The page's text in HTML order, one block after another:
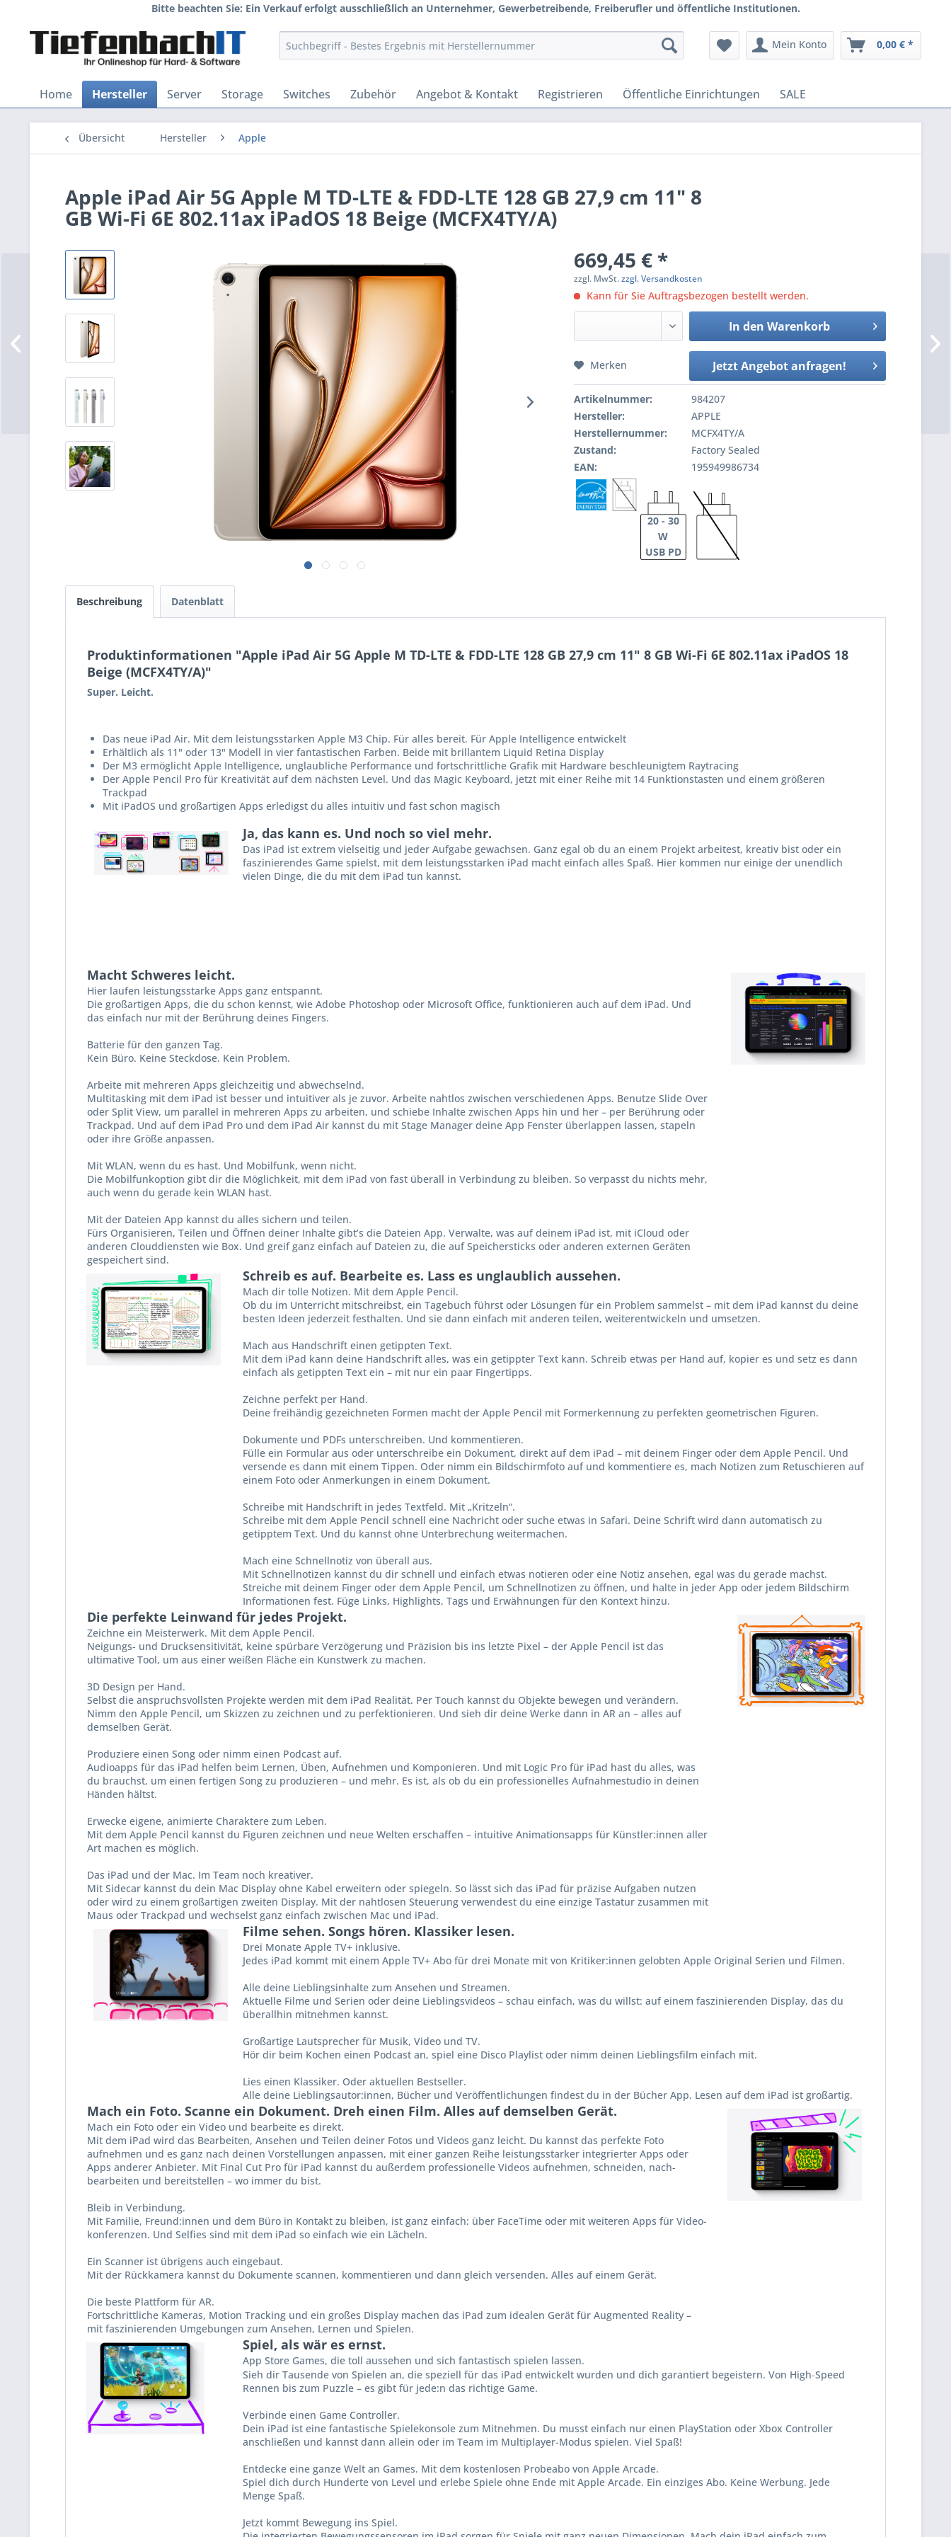
Bitte beachten Sie: Ein Verkauf erfolgt ausschließlich an Unternehmer, Gewerbetreibende, Freiberufler und öffentliche Institutionen.
Mein Konto 0,00 € *
Home Hersteller Server Storage Switches Zubehör Angebot & Kontakt Registrieren Öffentliche Einrichtungen SALE
Übersicht Hersteller Apple
Apple iPad Air 5G Apple M TD-LTE & FDD-LTE 128 GB 27,9 cm 11" 8
GB Wi-Fi 6E 802.11ax iPadOS 18 Beige (MCFX4TY/A)
669,45 € *
zzgl. MwSt.zzgl. Versandkosten
Kann für Sie Auftragsbezogen bestellt werden.
In den Warenkorb
Jetzt Angebot anfragen!
Merken
Artikelnummer:
984207
Hersteller:
APPLE
Herstellernummer:
MCFX4TY/A
Zustand:
Factory Sealed
EAN:
195949986734
20 - 30
W
USB PD
Beschreibung Datenblatt
Produktinformationen "Apple iPad Air 5G Apple M TD-LTE & FDD-LTE 128 GB 27,9 cm 11" 8 GB Wi-Fi 6E 802.11ax iPadOS 18
Beige (MCFX4TY/A)"
Super. Leicht.
Das neue iPad Air. Mit dem leistungs­starken Apple M3 Chip. Für alles be­reit. Für Apple Intelligence ent­wi­ckelt
Erhältlich als 11" oder 13" Modell in vier fantas­tischen Farben. Beide mit brillantem Liquid Retina Dis­play
Der M3 ermög­licht Apple Intelligence, unglaub­liche Per­for­mance und fort­schritt­liche Grafik mit Hard­ware beschleu­nigtem Ray­tracing
Der Apple Pencil Pro für Kreati­vität auf dem nächsten Level. Und das Magic Keyboard, jetzt mit einer Reihe mit 14 Funk­tions­tasten und einem größeren
Track­pad
Mit iPadOS und groß­artigen Apps erledigst du alles intuitiv und fast schon magisch
Ja, das kann es. Und noch so viel mehr.
Das iPad ist extrem vielseitig und jeder Aufgabe gewachsen. Ganz egal ob du an einem Projekt arbeitest, kreativ bist oder ein
faszinierendes Game spielst, mit dem leistungs­­starken iPad macht einfach alles Spaß. Hier kommen nur einige der unendlich
vielen Dinge, die du mit dem iPad tun kannst.
Macht Schweres leicht.
Hier laufen leistungs­starke Apps ganz entspannt.
Die großartigen Apps, die du schon kennst, wie Adobe Photoshop oder Microsoft Office, funktionieren auch auf dem iPad. Und
das einfach nur mit der Berührung deines Fingers.
Batterie für den ganzen Tag.
Kein Büro. Keine Steckdose. Kein Problem.
Arbeite mit mehreren Apps gleichzeitig und abwechselnd.
Multitasking mit dem iPad ist besser und intuitiver als je zuvor. Arbeite naht­los zwischen verschiede­nen Apps. Benutze Slide Over
oder Split View, um parallel in mehreren Apps zu arbeiten, und schiebe Inhalte zwischen Apps hin und her – per Berührung oder
Trackpad. Und auf dem iPad Pro und dem iPad Air kannst du mit Stage Manager deine App Fenster überlappen lassen, stapeln
oder ihre Größe anpassen.
Mit WLAN, wenn du es hast. Und Mobilfunk, wenn nicht.
Die Mobilfunkoption gibt dir die Möglichkeit, mit dem iPad von fast überall in Verbindung zu bleiben. So verpasst du nichts mehr,
auch wenn du gerade kein WLAN hast.
Mit der Dateien App kannst du alles sichern und teilen.
Fürs Organisieren, Teilen und Öffnen deiner Inhalte gibt’s die Dateien App. Verwalte, was auf deinem iPad ist, mit iCloud oder
anderen Cloud­diensten wie Box. Und greif ganz einfach auf Dateien zu, die auf Speicher­sticks oder anderen externen Geräten
gespeichert sind.
Schreib es auf. Bearbeite es. Lass es unglaublich aussehen.
Mach dir tolle Notizen. Mit dem Apple Pencil.
Ob du im Unterricht mitschreibst, ein Tagebuch führst oder Lösungen für ein Problem sammelst – mit dem iPad kannst du deine
besten Ideen jederzeit festhalten. Und sie dann einfach mit anderen teilen, weiter­entwickeln und umsetzen.
Mach aus Handschrift einen getippten Text.
Mit dem iPad kann deine Hand­schrift alles, was ein getippter Text kann. Schreib etwas per Hand auf, kopier es und setz es dann
einfach als getippten Text ein – mit nur ein paar Fingertipps.
Zeichne perfekt per Hand.
Deine freihändig gezeichneten Formen macht der Apple Pencil mit Form­erkennung zu perfekten geometri­schen Figuren.
Dokumente und PDFs unterschreiben. Und kommentieren.
Fülle ein Formular aus oder unter­schreibe ein Dokument, direkt auf dem iPad – mit deinem Finger oder dem Apple Pencil. Und
versende es dann mit einem Tippen. Oder nimm ein Bildschirm­foto auf und kommentiere es, mach Notizen zum Retuschieren auf
einem Foto oder Anmerkungen in einem Dokument.
Schreibe mit Handschrift in jedes Textfeld. Mit „Kritzeln“.
Schreibe mit dem Apple Pencil schnell eine Nachricht oder suche etwas in Safari. Deine Schrift wird dann automatisch zu
getipptem Text. Und du kannst ohne Unterbrechung weiter­machen.
Mach eine Schnellnotiz von überall aus.
Mit Schnellnotizen kannst du dir schnell und einfach etwas notieren oder eine Notiz ansehen, egal was du gerade machst.
Streiche mit deinem Finger oder dem Apple Pencil, um Schnell­notizen zu öffnen, und halte in jeder App oder jedem Bildschirm
Infor­mationen fest. Füge Links, High­lights, Tags und Erwäh­nungen für den Kontext hinzu.
Die perfekte Leinwand für jedes Projekt.
Zeichne ein Meisterwerk. Mit dem Apple Pencil.
Neigungs- und Drucksensitivität, keine spürbare Verzögerung und Präzision bis ins letzte Pixel – der Apple Pencil ist das
ultimative Tool, um aus einer weißen Fläche ein Kunstwerk zu machen.
3D Design per Hand.
Selbst die anspruchsvollsten Projekte werden mit dem iPad Realität. Per Touch kannst du Objekte bewegen und verändern.
Nimm den Apple Pencil, um Skizzen zu zeichnen und zu perfek­tionieren. Und sieh dir deine Werke dann in AR an – alles auf
demselben Gerät.
Produziere einen Song oder nimm einen Podcast auf.
Audioapps für das iPad helfen beim Lernen, Üben, Aufnehmen und Komponieren. Und mit Logic Pro für iPad hast du alles, was
du brauchst, um einen fertigen Song zu produzieren – und mehr. Es ist, als ob du ein professionelles Aufnahme­studio in deinen
Händen hältst.
Erwecke eigene, animierte Charaktere zum Leben.
Mit dem Apple Pencil kannst du Figuren zeichnen und neue Welten erschaffen – intuitive Anima­tions­apps für Künstler:innen aller
Art machen es möglich.
Das iPad und der Mac. Im Team noch kreativer.
Mit Sidecar kannst du dein Mac Display ohne Kabel erweitern oder spiegeln. So lässt sich das iPad für präzise Auf­gaben nutzen
oder wird zu einem großartigen zweiten Display. Mit der naht­losen Steuerung ver­wendest du eine einzige Tastatur zusammen mit
Maus oder Trackpad und wechselst ganz einfach zwischen Mac und iPad.
Filme sehen. Songs hören. Klassiker lesen.
Drei Monate Apple TV+ inklusive.
Jedes iPad kommt mit einem Apple TV+ Abo für drei Monate mit von Kritiker:innen gelobten Apple Original Serien und Filmen.
Alle deine Lieblingsinhalte zum Ansehen und Streamen.
Aktuelle Filme und Serien oder deine Lieblings­videos – schau einfach, was du willst: auf einem faszinierenden Display, das du
überallhin mitnehmen kannst.
Großartige Laut­sprecher für Musik, Video und TV.
Hör dir beim Kochen einen Podcast an, spiel eine Disco Playlist oder nimm deinen Lieblingsfilm einfach mit.
Lies einen Klassiker. Oder aktuellen Bestseller.
Alle deine Lieblings­autor:innen, Bücher und Veröffent­lichungen findest du in der Bücher App. Lesen auf dem iPad ist großartig.
Mach ein Foto. Scanne ein Dokument. Dreh einen Film. Alles auf demselben Gerät.
Mach ein Foto oder ein Video und bearbeite es direkt.
Mit dem iPad wird das Bearbeiten, Ansehen und Teilen deiner Fotos und Videos ganz leicht. Du kannst das perfekte Foto
aufnehmen und es ganz nach deinen Vorstellungen anpassen, mit einer ganzen Reihe leistungs­­starker integrierter Apps oder
Apps anderer Anbieter. Mit Final Cut Pro für iPad kannst du außerdem professionelle Videos aufnehmen, schneiden, nach­
bearbeiten und bereitstellen – wo immer du bist.
Bleib in Verbindung.
Mit Familie, Freund:innen und dem Büro in Kontakt zu bleiben, ist ganz einfach: über FaceTime oder mit weiteren Apps für Video­
konferenzen. Und Selfies sind mit dem iPad so einfach wie ein Lächeln.
Ein Scanner ist übrigens auch eingebaut.
Mit der Rückkamera kannst du Doku­mente scannen, kommentieren und dann gleich versenden. Alles auf einem Gerät.
Die beste Plattform für AR.
Fortschrittliche Kameras, Motion Tracking und ein großes Display machen das iPad zum idealen Gerät für Augmented Reality –
mit faszinierenden Umgebungen zum Ansehen, Lernen und Spielen.
Spiel, als wär es ernst.
App Store Games, die toll aussehen und sich fantastisch spielen lassen.
Sieh dir Tausende von Spielen an, die speziell für das iPad entwickelt wurden und dich garantiert begeistern. Von High‑Speed
Rennen bis zum Puzzle – es gibt für jede:n das richtige Game.
Verbinde einen Game Controller.
Dein iPad ist eine fantastische Spiele­konsole zum Mitnehmen. Du musst einfach nur einen PlayStation oder Xbox Controller
anschließen und kannst dann allein oder im Team im Multiplayer-Modus spielen. Viel Spaß!
Entdecke eine ganze Welt an Games. Mit dem kostenlosen Probeabo von Apple Arcade.
Spiel dich durch Hunderte von Level und erlebe Spiele ohne Ende mit Apple Arcade. Ein einziges Abo. Keine Werbung. Jede
Menge Spaß.
Jetzt kommt Bewegung ins Spiel.